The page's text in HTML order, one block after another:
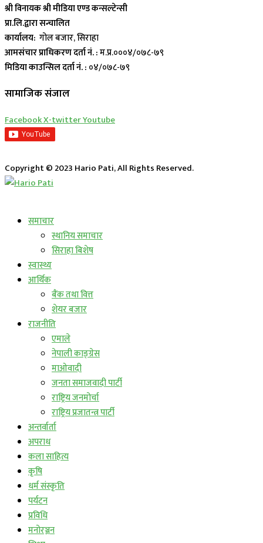
श्री विनायक श्री मीडिया एण्ड कन्सल्टेन्सी
प्रा.लि.द्वारा सन्चालित
कार्यालय: गोल बजार, सिराहा
आमसंचार प्राधिकरण दर्ता नं. :म.प्र.०००४/०७८-७९
मिडिया काउन्सिल दर्ता नं. : ०४/०७८-७९
सामाजिक संजाल
FacebookX-twitterYoutube
Copyright © 2023 Hario Pati, All Rights Reserved.
समाचार
स्थानिय समाचार
सिराहा बिशेष
स्वास्थ्य
आर्थिक
बैंक तथा वित्त
शेयर बजार
राजनीति
एमाले
नेपाली काङ्ग्रेस
माओवादी
जनता समाजवादी पार्टी
राष्ट्रिय जनमोर्चा
राष्ट्रिय प्रजातन्त्र पार्टी
अन्तर्वार्ता
अपराध
कला साहित्य
कृषि
धर्म संस्कृति
पर्यटन
प्रविधि
मनोरञ्जन